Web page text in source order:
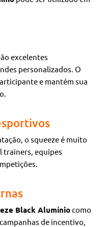
excelentes
personalizados. O
e mantém sua
o squeeze é muito
trainers, equipes
Black Alumíniocomo
de incentivo,